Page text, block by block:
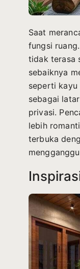
Saat
fungsi
tidak terasa
sebaiknya
seperti kayu
sebagai
privasi.
lebih
terbuka